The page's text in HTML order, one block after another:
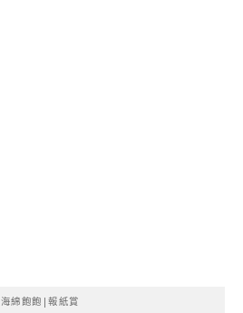
海綿飽飽|報紙賞